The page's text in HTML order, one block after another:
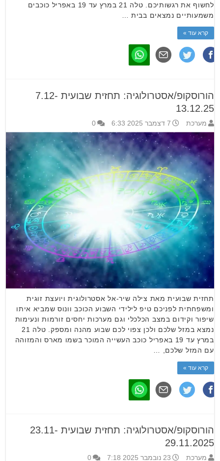
לחשוף את רגשותיכם. טלה 21 במרץ עד 19 באפריל כוכבים
משמעותיים נמצאים בבית …
קרא עוד »
הורוסקופ/אסטרולוגיה: תחזית שבועית 7.12-
13.12.25
מערכת 7 דצמבר 2025 6:33 0
תחזית שבועית מאת צילה שיר-אל אסטרולוגית ויועצת זוגית
ומשפחתית לפניכם טיפ לילידי השבוע הכוכב וונוס שמביא איתו
שיפור וקידום במצב הכלכלי וגם מערכות יחסים זורמות ונעימות
נמצא במזל שלכם ולכן צפוי לכם שבוע מהנה ומספק. טלה 21
במרץ עד 19 באפריל כוכב העשייה המוכר בשמו מארס והמזוהה
עם המזל שלכם, …
קרא עוד »
הורוסקופ/אסטרולוגיה: תחזית שבועית 23.11-
29.11.2025
מערכת 23 נובמבר 2025 7:18 0